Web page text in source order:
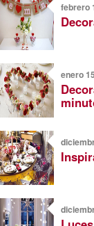
febrero
enero